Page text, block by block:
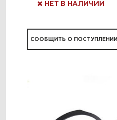
НЕТ В НАЛИЧИИ
СООБЩИТЬ О ПОСТУПЛЕНИИ